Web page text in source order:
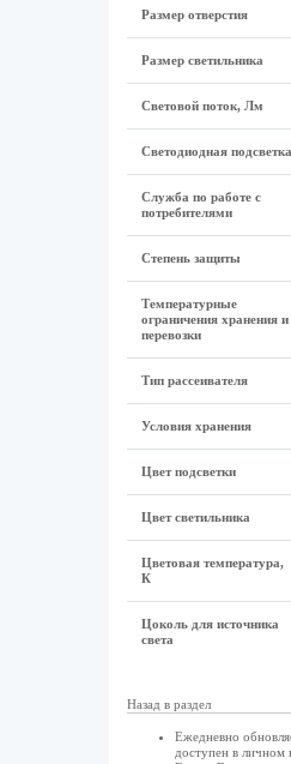
Размер отверстия
Размер светильника
Световой поток, Лм
Светодиодная подсветка
Служба по работе с
потребителями
Степень защиты
Температурные
ограничения хранения и
перевозки
Тип рассеивателя
Условия хранения
Цвет подсветки
Цвет светильника
Цветовая температура,
К
Цоколь для источника
света
Назад в раздел
Ежедневно
доступен в личном